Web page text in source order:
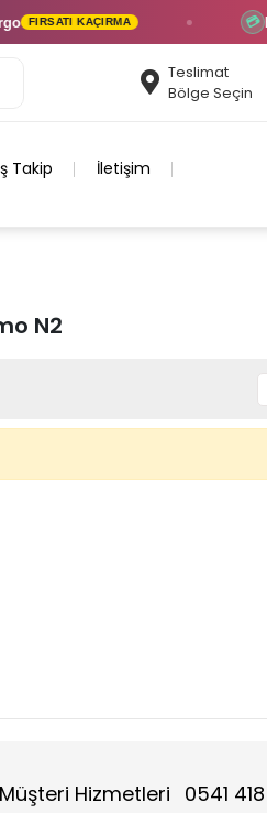
FIRSATI KAÇIRMA
Teslimat
Bölge Seçin
Takip İletişim
N2
Müşteri Hizmetleri 0541